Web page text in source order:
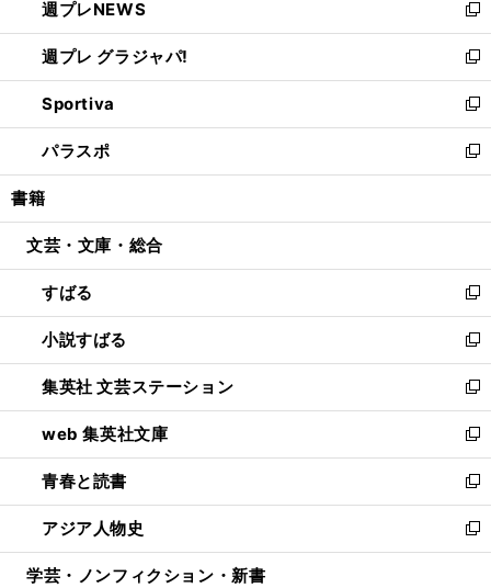
く
で
開
く
ド
ウ
で
開
く
い
ウ
ィ
ン
ド
ウ
で
開
週プレNEWS
新
し
い
ウ
ィ
ン
ド
ウ
開
週プレ グラジャパ!
新
し
い
ウ
ィ
ン
ウ
開
く
Sportiva
新
し
い
ウ
ン
ウ
で
開
く
パラスポ
新
し
ウ
ン
ド
ウ
で
開
く
書籍
文芸・文庫・総合
すばる
新
し
い
ウ
ィ
ン
ド
ウ
で
開
く
小説すばる
新
し
い
ウ
ィ
ン
ド
ウ
で
開
集英社 文芸ステーション
新
し
い
ウ
ィ
ン
ド
ウ
web 集英社文庫
新
し
い
ウ
ィ
ン
青春と読書
新
し
い
ウ
アジア人物史
新
し
学芸・ノンフィクション・新書